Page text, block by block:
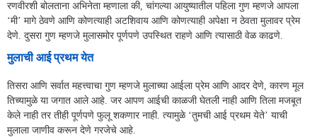
रणवीरशी बोलताना अभिनेता म्हणाला की, चांगल्या आयुष्यातील पहिला गुण म्हणजे आपला
‘मी’ मागे ठेवणे आणि कोणत्याही अटशिवाय आणि कोणत्याही अपेक्षा न ठेवता मुलावर प्रेम
देणे. दुसरा गुण म्हणजे मुलासमोर पूर्णपणे उपस्थित राहणे आणि त्यासाठी वेळ काढणे.
मुलाची आई प्रथम येत
तिसरा आणि सर्वात महत्त्वाचा गुण म्हणजे मुलाच्या आईला प्रेम आणि आदर देणे, कारण मूल
तिच्यामुळे या जगात आले आहे. जर आपण आईची काळजी घेतली नाही आणि तिला मजबूत
केले नाही तर तीही पूर्णपणे फुलू शकणार नाही. त्यामुळे ‘तुमची आई प्रथम येते’ याची
मुलाला जाणीव करून देणे गरजेचे आहे.